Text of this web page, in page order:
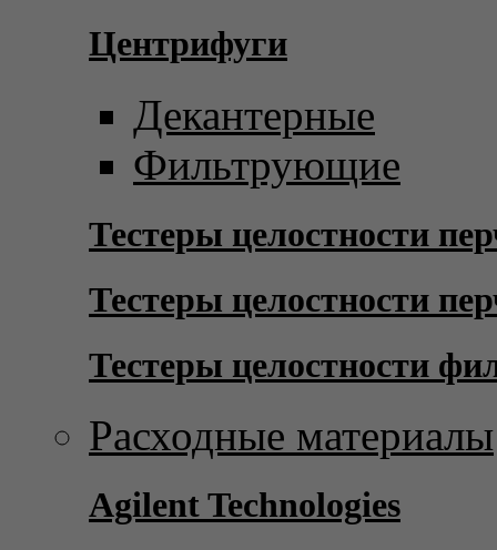
Центрифуги
Декантерные
Фильтрующие
Тестеры целостности
Тестеры целостности
Тестеры целостности
Расходные материалы
Agilent Technologies